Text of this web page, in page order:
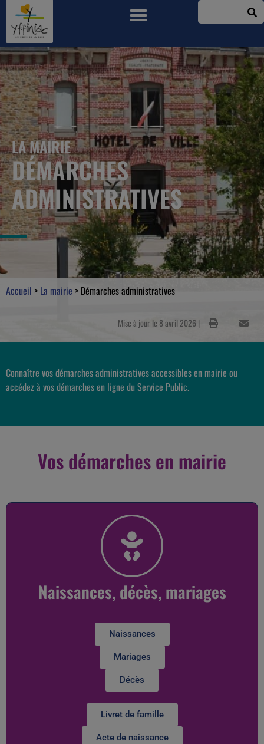
LA MAIRIE
DÉMARCHES
ADMINISTRATIVES
Accueil > La mairie > Démarches administratives
Mise à jour le 8 avril 2026 |
Connaître vos démarches administratives accessibles en mairie ou
accédez à vos démarches en ligne du Service Public.
Vos démarches en mairie
Naissances, décès, mariages
Naissances
Mariages
Décès
Livret de famille
Acte de naissance